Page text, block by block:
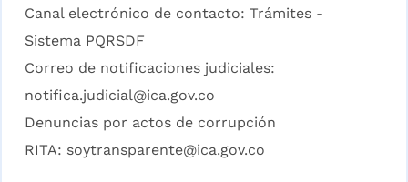
Canal electrónico de contacto: Trámites -
Sistema PQRSDF
Correo de notificaciones judiciales:
notifica.judicial@ica.gov.co
Denuncias por actos de corrupción
RITA: soytransparente@ica.gov.co